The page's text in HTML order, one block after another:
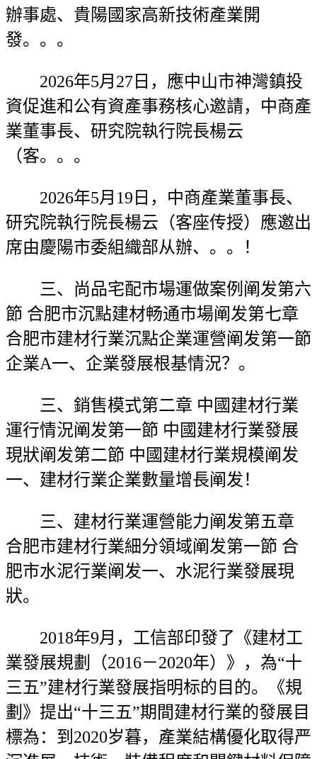
辦事處、貴陽國家高新技術產業開
發。。。
2026年5月27日，應中山市神灣鎮投
資促進和公有資產事務核心邀請，中商產
業董事長、研究院執行院長楊云
（客。。。
2026年5月19日，中商產業董事長、
研究院執行院長楊云（客座传授）應邀出
席由慶陽市委組織部从辦、。。！
三、尚品宅配市場運做案例阐发第六
節 合肥市沉點建材畅通市場阐发第七章
合肥市建材行業沉點企業運營阐发第一節
企業A一、企業發展根基情況？。
三、銷售模式第二章 中國建材行業
運行情況阐发第一節 中國建材行業發展
現狀阐发第二節 中國建材行業規模阐发
一、建材行業企業數量增長阐发！
三、建材行業運營能力阐发第五章
合肥市建材行業細分領域阐发第一節 合
肥市水泥行業阐发一、水泥行業發展現
狀。
2018年9月，工信部印發了《建材工
業發展規劃（2016－2020年）》，為“十
三五”建材行業發展指明标的目的。《規
劃》提出“十三五”期間建材行業的發展目
標為：到2020岁暮，產業結構優化取得严